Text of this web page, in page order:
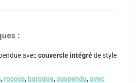
:
aveccouvercle intégréde style
,rococo, baroque,suspendu,avec